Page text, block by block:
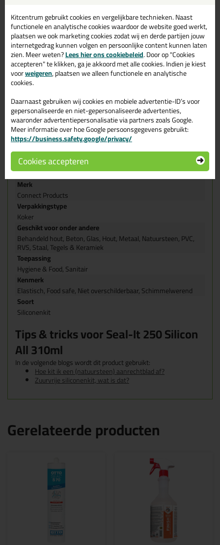
Wij raden je aan om de hechtvlakken altijd stof- en vetvrij te
maken. Reiniging van deze ondergronden kan metSeal-It Cleaner
510. Wil je nog meer informatie? Bekijk dan de
productspecificaties van de Seal-It 250 Silicon-All!
Kenmerken
Duurzaam elastisch 25%
en verouderingsbestendig
Reukloos
Krimp en zuurvrij uithardend
Multifunctioneel toepasbaar
Uitharding in 24 uren bij 23 °C is ongeveer 2 mm
Eigenschappen Seal-It 250 Silicon All
310ml
Merk
Connect Products
Verpakkingstype
Koker
Geschikt voor onder andere
Behandeld hout, Beton, Glas, Hout, Metaal, Natuursteen, PVC,
RVS, Staal, Tegels & Keramiek
Toepassing
Hygiene & Food, Sanitair
Kenmerk
Elastisch, Food safe, Niet overschilderbaar, Schimmelwerend
Soort
Siliconenkit
Tips & tricks voor Seal-It 250 Silicon
All 310ml
In de volgende blogs wordt dit product gebruikt:
Hoe kit ik een (natuursteen) aanrechtblad af?
Zuurvrije siliconenkit, wat is dat?
Gerelateerde producten
Kitcentrum gebruikt cookies en vergelijkbare technieken. Naast
functionele en analytische cookies waardoor de website goed werkt,
plaatsen we ook marketing cookies zodat wij en derde partijen jouw
internetgedrag kunnen volgen en persoonlijke content kunnen laten
zien. Meer weten?Lees hier ons cookiebeleid. Door op "Cookies
accepteren" te klikken, ga je akkoord met alle cookies. Indien je kiest
voorweigeren, plaatsen we alleen functionele en analytische
cookies.
Daarnaast gebruiken wij cookies en mobiele advertentie-ID’s voor
gepersonaliseerde en niet-gepersonaliseerde advertenties,
waaronder advertentiepersonalisatie via partners zoals Google.
Meer informatie over hoe Google persoonsgegevens gebruikt:
https://business.safety.google/privacy/
Cookies accepteren